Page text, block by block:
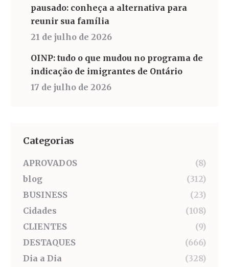
pausado: conheça a alternativa para
reunir sua família
21 de julho de 2026
OINP: tudo o que mudou no programa de
indicação de imigrantes de Ontário
17 de julho de 2026
Categorias
APROVADOS
(8)
blog
(312)
BUSINESS
(23)
Cidades
(108)
CLIENTES
(9)
DESTAQUES
(666)
Dia a Dia
(328)